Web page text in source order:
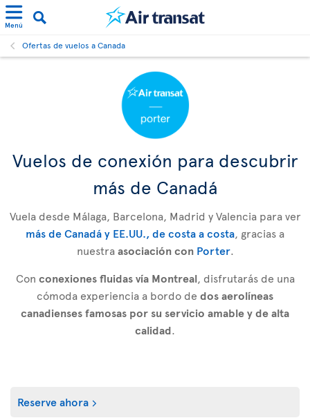
Menú
Ofertas de vuelos a Canada
Vuelos de conexión para descubrir
más de Canadá
Vuela desde Málaga, Barcelona, Madrid y Valencia para ver
más de Canadá y EE.UU., de costa a costa, gracias a
nuestraasociación con Porter.
Con conexiones fluidas vía Montreal, disfrutarás de una
cómoda experiencia a bordo de dos aerolíneas
canadienses famosas por su servicio amable y de alta
calidad.
Reserve ahora